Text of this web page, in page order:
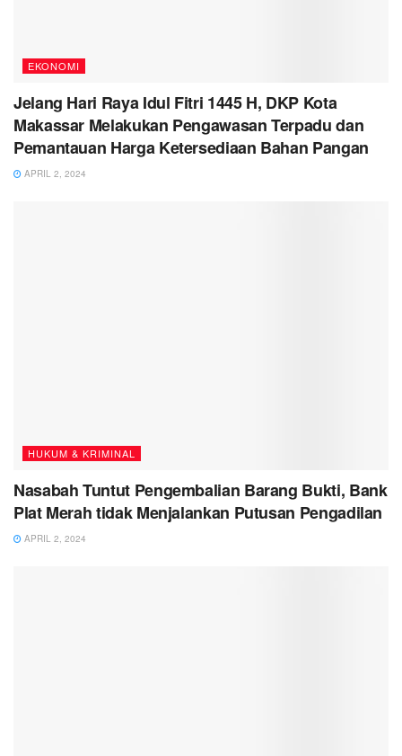
EKONOMI
Jelang Hari Raya Idul Fitri 1445 H, DKP Kota
Makassar Melakukan Pengawasan Terpadu dan
Pemantauan Harga Ketersediaan Bahan Pangan
APRIL 2, 2024
HUKUM & KRIMINAL
Nasabah Tuntut Pengembalian Barang Bukti, Bank
Plat Merah tidak Menjalankan Putusan Pengadilan
APRIL 2, 2024